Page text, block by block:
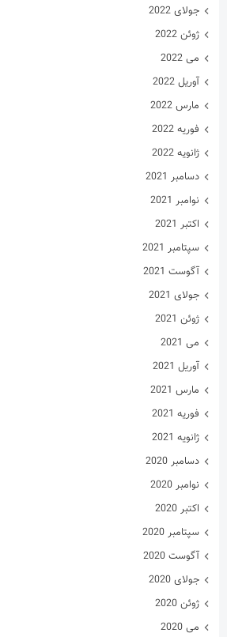
جولای 2022
ژوئن 2022
می 2022
آوریل 2022
مارس 2022
فوریه 2022
ژانویه 2022
دسامبر 2021
نوامبر 2021
اکتبر 2021
سپتامبر 2021
آگوست 2021
جولای 2021
ژوئن 2021
می 2021
آوریل 2021
مارس 2021
فوریه 2021
ژانویه 2021
دسامبر 2020
نوامبر 2020
اکتبر 2020
سپتامبر 2020
آگوست 2020
جولای 2020
ژوئن 2020
می 2020